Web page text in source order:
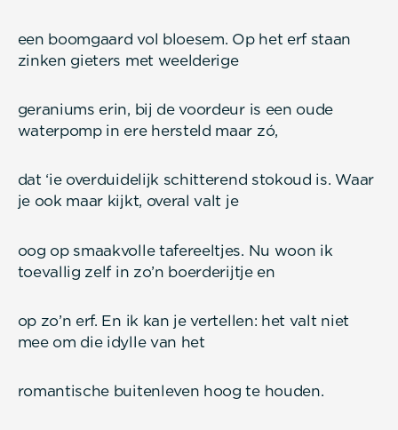
een boomgaard vol bloesem. Op het erf staan
zinken gieters met weelderige
geraniums erin, bij de voordeur is een oude
waterpomp in ere hersteld maar zó,
dat ‘ie overduidelijk schitterend stokoud is. Waar
je ook maar kijkt, overal valt je
oog op smaakvolle tafereeltjes. Nu woon ik
toevallig zelf in zo’n boerderijtje en
op zo’n erf. En ik kan je vertellen: het valt niet
mee om die idylle van het
romantische buitenleven hoog te houden.